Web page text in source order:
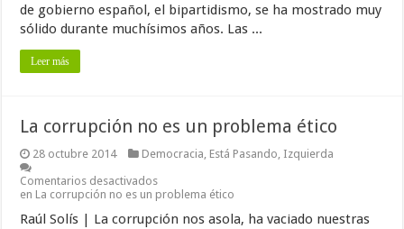
de gobierno español, el bipartidismo, se ha mostrado muy
sólido durante muchísimos años. Las ...
Leer más
La corrupción no es un problema ético
28 octubre 2014 Democracia, Está Pasando, Izquierda
Comentarios desactivados
en La corrupción no es un problema ético
Raúl Solís | La corrupción nos asola, ha vaciado nuestras